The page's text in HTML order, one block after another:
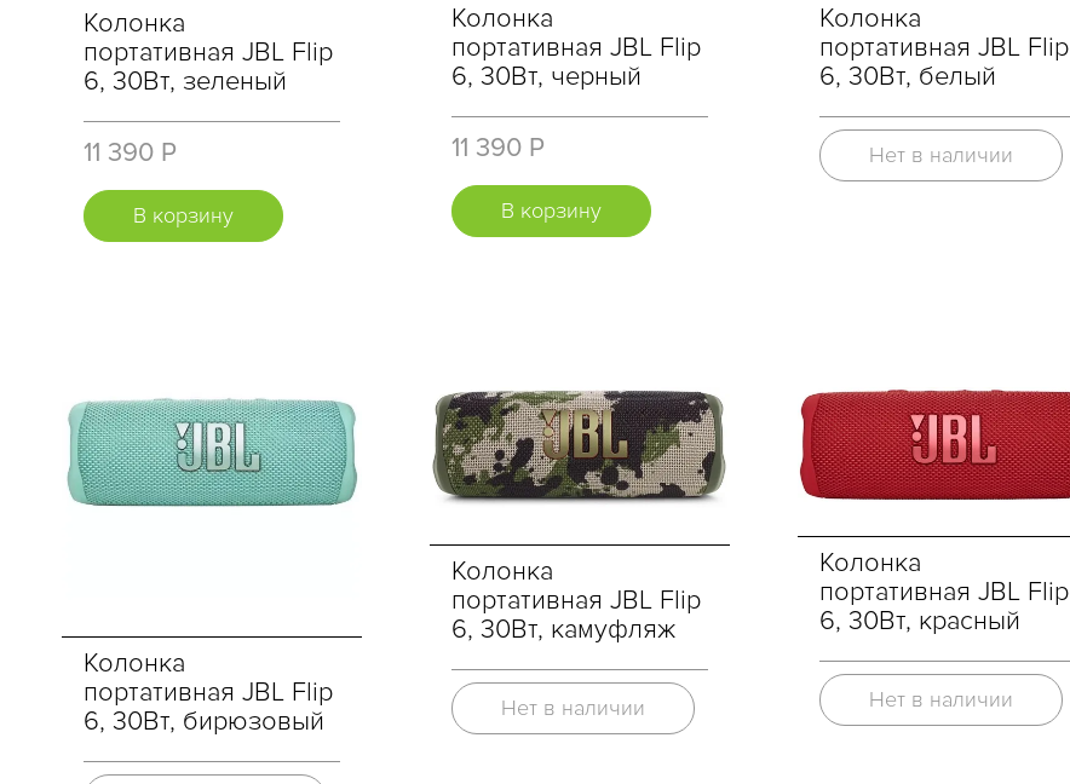
Колонка
портативная JBL Flip
6, 30Вт, зеленый
11 390 Р
В корзину
Колонка
портативная JBL Flip
6, 30Вт, черный
11 390 Р
В корзину
Колонка
портативная JBL Flip
6, 30Вт, белый
Нет в наличии
Колонка
портативная JBL Flip
6, 30Вт, бирюзовый
Колонка
портативная JBL Flip
6, 30Вт, камуфляж
Нет в наличии
Колонка
портативная JBL Flip
6, 30Вт, красный
Нет в наличии